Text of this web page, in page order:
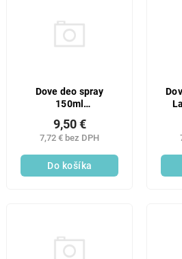
Dove deo spray
150ml
body
7,72 € bez DPH
9,50 €
Do košíka